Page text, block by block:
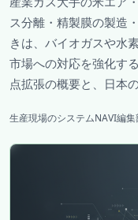
ス分離・精製膜の製造
きは、バイオガスや水
市場への対応を強化す
点拡張の概要と、日本
生産現場のシステムNAVI編集